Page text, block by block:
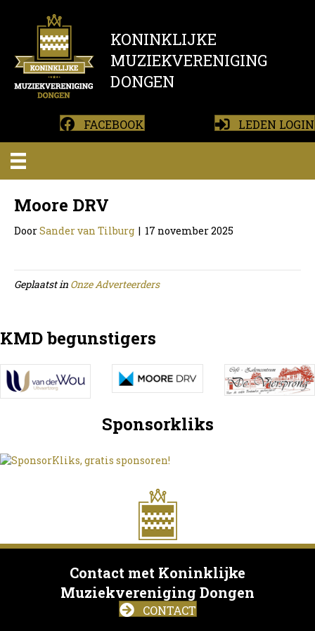
KONINKLIJKE
MUZIEKVERENIGING
DONGEN
FACEBOOK LEDEN LOGIN
Moore DRV
DoorSander van Tilburg | 17 november 2025
Geplaatst in Onze Adverteerders
KMD begunstigers
Sponsorkliks
Contact met Koninklijke
Muziekvereniging Dongen
CONTACT